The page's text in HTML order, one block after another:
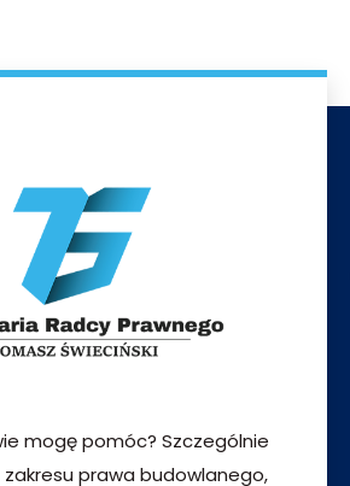
mogę pomóc? Szczególnie
prawa budowlanego,